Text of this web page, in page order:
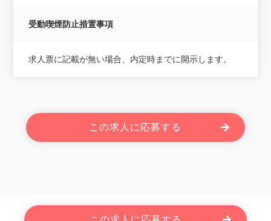
受動喫煙防止措置事項
求人票に記載が無い場合、内定時までに開示します。
この求人に応募する
Powered By JOBOLE.